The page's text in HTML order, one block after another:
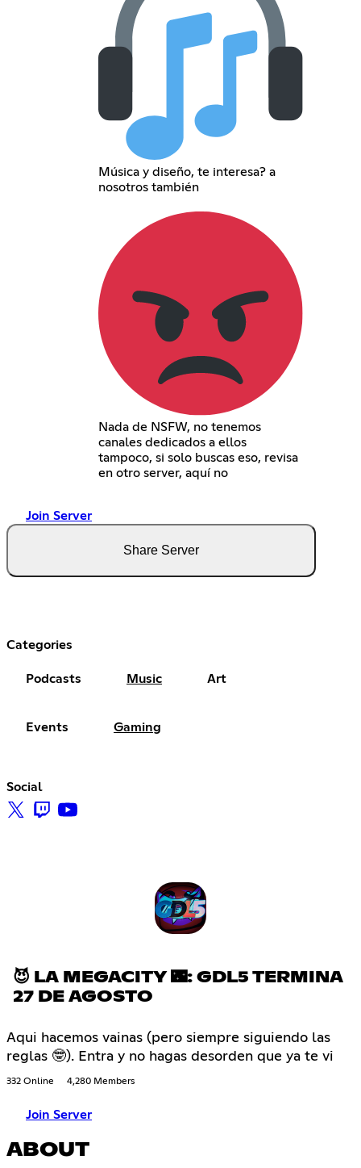
Música y diseño, te interesa? a
nosotros también
Nada de NSFW, no tenemos
canales dedicados a ellos
tampoco, si solo buscas eso, revisa
en otro server, aquí no
Join Server
Share Server
Categories
Podcasts Music Art
Events Gaming
Social
😈 LA MEGACITY 🌃: GDL5 TERMINA
27 DE AGOSTO
Aqui hacemos vainas (pero siempre siguiendo las
reglas 🤓). Entra y no hagas desorden que ya te vi
332 Online 4,280 Members
Join Server
ABOUT